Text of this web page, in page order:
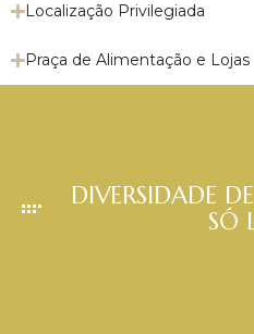
Localização Privilegiada
Praça de Alimentação e Lojas
DIVERSIDADE
SÓ